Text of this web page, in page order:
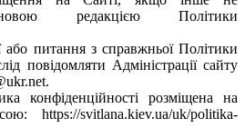
редакцією Політики
або питання з справжньої Політики
повідомляти Адміністрації сайту
конфіденційності розміщена на
https://svitlana.kiev.ua/uk/politika-